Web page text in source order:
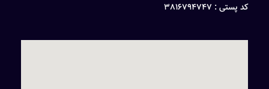
کد پستی : 3816794747